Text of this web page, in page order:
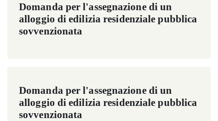
Domanda per l'assegnazione di un
alloggio di edilizia residenziale pubblica
sovvenzionata
Domanda per l'assegnazione di un
alloggio di edilizia residenziale pubblica
sovvenzionata